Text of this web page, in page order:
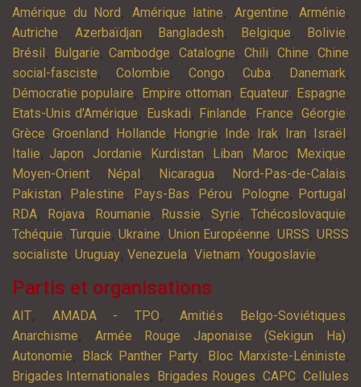
Amérique du Nord, Amérique latine, Argentine, Arménie,
Autriche, Azerbaïdjan, Bangladesh, Belgique, Bolivie,
Brésil, Bulgarie, Cambodge, Catalogne, Chili, Chine, Chine
social-fasciste, Colombie, Congo,Cuba, Danemark,
Démocratie populaire, Empire ottoman, Equateur, Espagne,
Etats-Unis d'Amérique, Euskadi, Finlande, France,Géorgie,
Grèce, Groenland, Hollande, Hongrie, Inde, Irak, Iran, Israël,
Italie, Japon, Jordanie, Kurdistan, Liban, Maroc, Mexique,
Moyen-Orient, Népal, Nicaragua, Nord-Pas-de-Calais,
Pakistan, Palestine, Pays-Bas, Pérou, Pologne, Portugal,
RDA, Rojava, Roumanie, Russie, Syrie, Tchécoslovaquie,
Tchéquie,Turquie,Ukraine, Union Européenne, URSS,URSS
socialiste, Uruguay, Venezuela, Vietnam, Yougoslavie,
Partis et organisations
AIT, AMADA - TPO,Amitiés Belgo-Soviétiques,
Anarchisme, Armée Rouge Japonaise (Sekigun Ha),
Autonomie, Black Panther Party, Bloc Marxiste-Léniniste,
Brigades Internationales, Brigades Rouges, CAPC,Cellules